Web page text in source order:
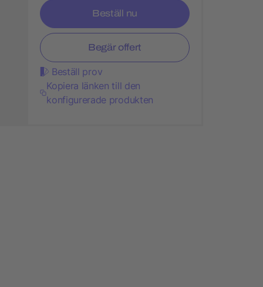
Beställ nu
Begär offert
Beställ prov
Kopiera länken till den
konfigurerade produkten